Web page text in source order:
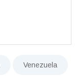
Venezuela